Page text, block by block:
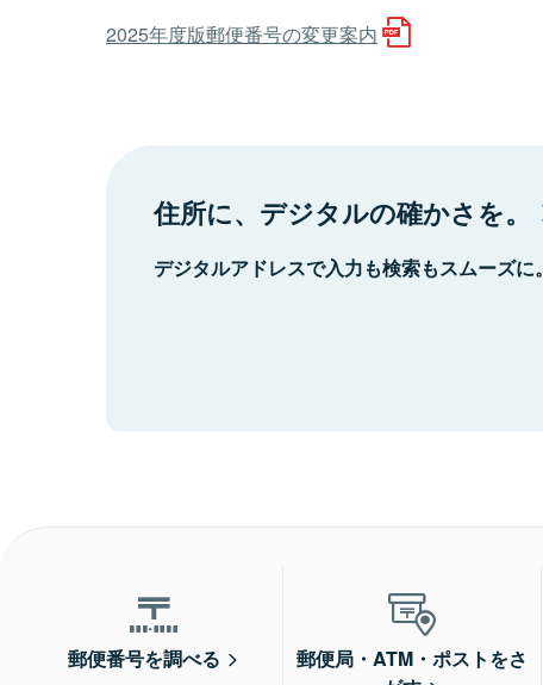
2025年度版郵便番号の変更案内
住所に、デジタルの確かさを。
デジタルアドレスで入力も検索もスムーズに。
郵便番号を調べる
郵便局・ATM・ポストをさ